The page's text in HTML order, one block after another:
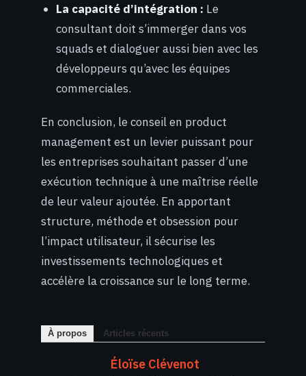
La capacité d’intégration : Le
consultant doit s’immerger dans vos
squads et dialoguer aussi bien avec les
développeurs qu’avec les équipes
commerciales.
En conclusion, le conseil en product
management est un levier puissant pour
les entreprises souhaitant passer d’une
exécution technique à une maîtrise réelle
de leur valeur ajoutée. En apportant
structure, méthode et obsession pour
l’impact utilisateur, il sécurise les
investissements technologiques et
accélère la croissance sur le long terme.
À propos Articles récents
Éloïse Clévenot